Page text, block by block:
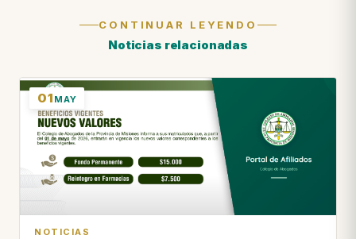
CONTINUAR LEYENDO
Noticias relacionadas
01 MAY
NOTICIAS